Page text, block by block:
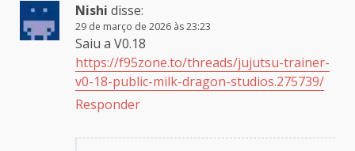
Nishi disse:
29 de março de 2026 às 23:23
Saiu a V0.18
https://f95zone.to/threads/jujutsu-trainer-
v0-18-public-milk-dragon-studios.275739/
Responder